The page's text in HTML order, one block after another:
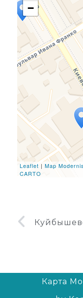
If
−
Leaflet | Map
CARTO
Карта